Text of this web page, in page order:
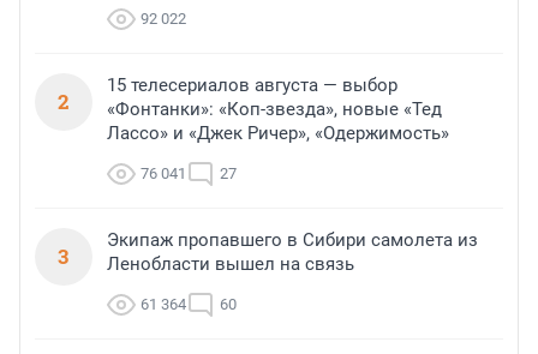
92 022
2
15 телесериалов августа — выбор
«Фонтанки»: «Коп-звезда», новые «Тед
Лассо» и «Джек Ричер», «Одержимость»
76 041 27
3
Экипаж пропавшего в Сибири самолета из
Ленобласти вышел на связь
61 364 60